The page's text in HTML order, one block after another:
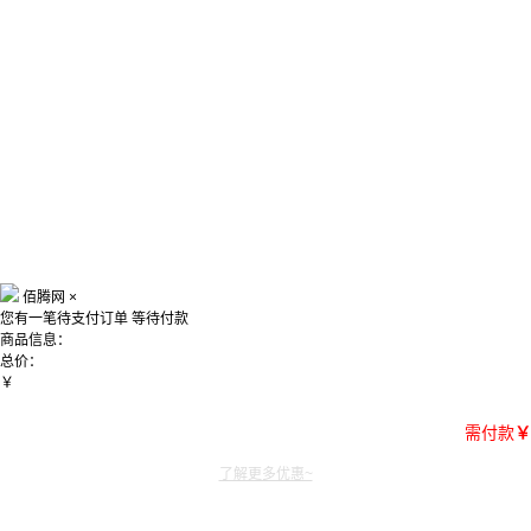
佰腾网 ×
您有一笔待支付订单 等待付款
商品信息：
总价：
￥
需付款￥
了解更多优惠~